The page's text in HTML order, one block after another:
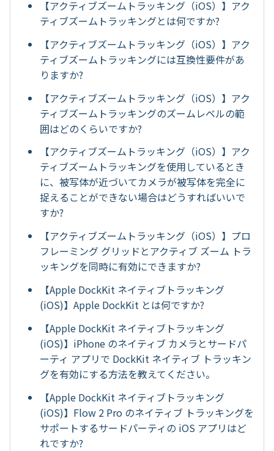
【アクティブズームトラッキング（iOS）】アク
ティブズームトラッキングとは何ですか?
【アクティブズームトラッキング（iOS）】アク
ティブズームトラッキングには互換性要件があ
りますか?
【アクティブズームトラッキング（iOS）】アク
ティブズームトラッキングのズームレベルの範
囲はどのくらいですか?
【アクティブズームトラッキング（iOS）】アク
ティブズームトラッキングを使用しているとき
に、被写体が近づいてカメラが被写体を完全に
捉えることができない場合はどうすればいいで
すか?
【アクティブズームトラッキング（iOS）】プロ
フレーミング グリッドとアクティブ ズーム トラ
ッキングを同時に有効にできますか?
【Apple DockKit ネイティブトラッキング
(iOS)】Apple DockKit とは何ですか?
【Apple DockKit ネイティブトラッキング
(iOS)】iPhone のネイティブ カメラとサードパ
ーティ アプリで DockKit ネイティブ トラッキン
グを有効にする方法を教えてください。
【Apple DockKit ネイティブトラッキング
(iOS)】Flow 2 Pro のネイティブ トラッキングを
サポートするサードパーティの iOS アプリはど
れですか?